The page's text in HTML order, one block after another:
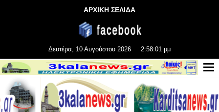
ΑΡΧΙΚΗ ΣΕΛΙΔΑ
Δευτέρα, 10 Αυγούστου 2026 2:58:02 μμ